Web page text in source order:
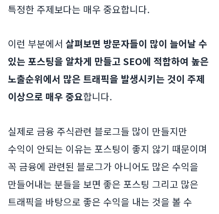
특정한 주제보다는 매우 중요합니다.
이런 부분에서 살펴보면 방문자들이 많이 늘어날 수
있는 포스팅을 알차게 만들고 SEO에 적합하여 높은
노출순위에서 많은 트래픽을 발생시키는 것이 주제
이상으로 매우 중요합니다.
실제로 금융 주식관련 블로그들 많이 만들지만
수익이 안되는 이유는 포스팅이 좋지 않기 때문이며
꼭 금융에 관련된 블로그가 아니어도 많은 수익을
만들어내는 분들을 보면 좋은 포스팅 그리고 많은
트래픽을 바탕으로 좋은 수익을 내는 것을 볼 수